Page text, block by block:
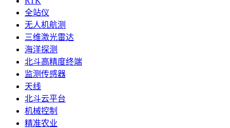
全站仪
无人机航测
三维激光雷达
海洋探测
北斗高精度终端
监测传感器
天线
北斗云平台
机械控制
精准农业